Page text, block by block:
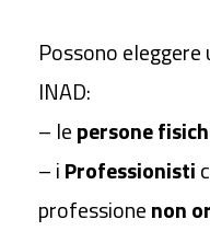
Possono
INAD:
– lepersone
– iProfessionisti
professionenon